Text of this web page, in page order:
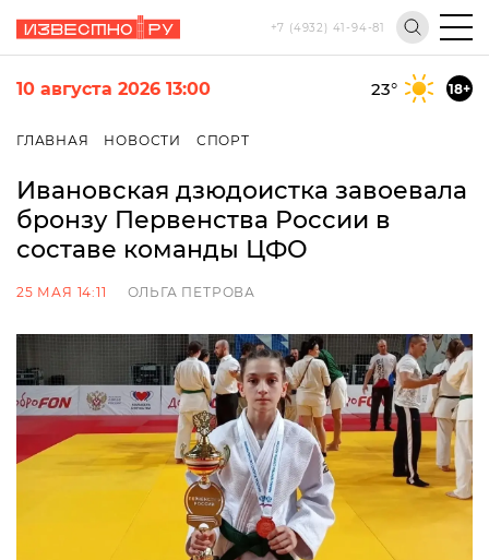
+7 (4932) 41-94-81
10 августа 2026 13:00 23° 18+
ГЛАВНАЯ НОВОСТИ СПОРТ
Ивановская дзюдоистка завоевала
бронзу Первенства России в
составе команды ЦФО
25 МАЯ 14:11 ОЛЬГА ПЕТРОВА